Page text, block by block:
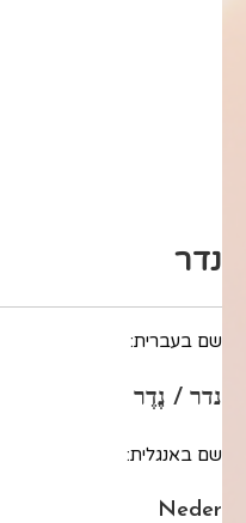
נדר
שם בעברית:
נדר / נֶדֶר
שם באנגלית:
Neder